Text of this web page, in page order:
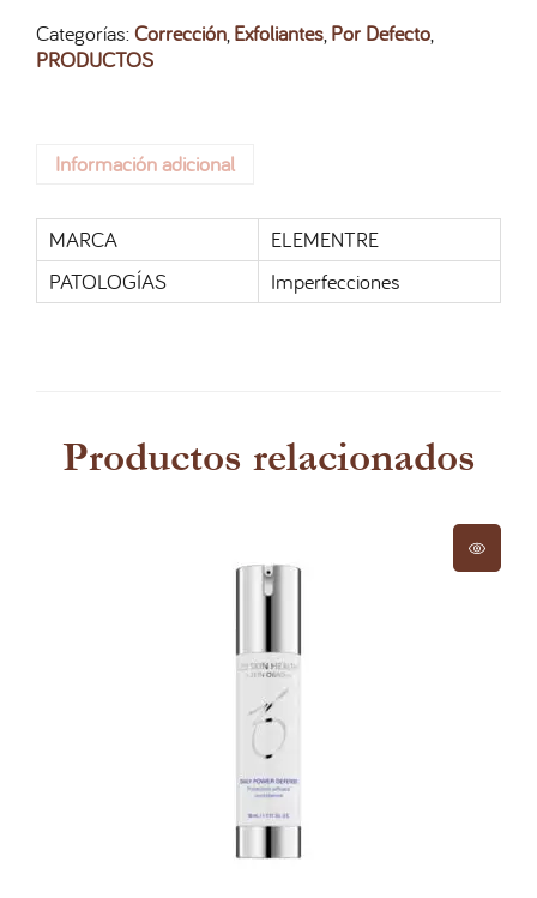
Categorías:Corrección,Exfoliantes,Por Defecto,
PRODUCTOS
Información adicional
MARCA
ELEMENTRE
PATOLOGÍAS
Imperfecciones
Productos relacionados